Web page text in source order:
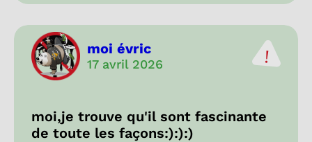
moi évric
17 avril 2026
moi,je trouve qu'il sont fascinante
de toute les façons:):):)